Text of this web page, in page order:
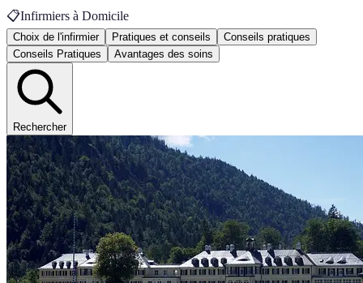
📋Infirmiers à Domicile
Choix de l'infirmier Pratiques et conseils
Conseils pratiques
Conseils Pratiques
Avantages des soins
Rechercher